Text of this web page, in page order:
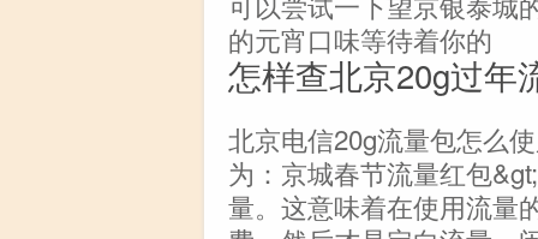
的元宵口味等待着你的
怎样查北京20g过年
北京电信20g流量包怎么
为：京城春节流量红包
量。这意味着在使用流量